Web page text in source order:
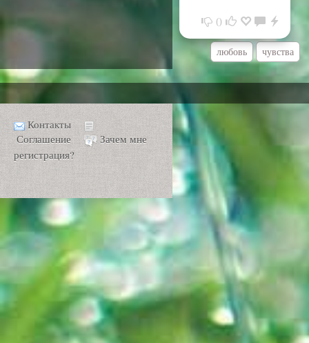
0
любовь чувства
Контакты
Соглашение
Зачем мне
регистрация?